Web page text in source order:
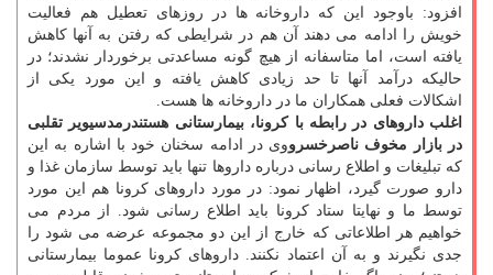
افزود: باوجود این که داروخانه ها در روزهای تعطیل هم فعالیت
خویش را ادامه می دهند آن هم در شرایطی که رفتن به آنها کاهش
یافته است، اما متاسفانه از هیچ گونه مساعدتی برخوردار نشدند؛ در
حالیکه درآمد آنها تا حد زیادی کاهش یافته و این مورد یکی از
اشکالات فعلی همکاران ما در داروخانه ها هست.
اغلب داروهای در رابطه با کرونا، بیمارستانی هستندرمدسیویر تقلبی
در بازار مخوف ناصرخسرووی در ادامه سخنان خود با اشاره به این
که تبلیغات و اطلاع رسانی درباره داروها تنها باید توسط سازمان غذا و
دارو صورت گیرد، اظهار نمود: در مورد داروهای کرونا هم این مورد
توسط ما و نهایتا ستاد کرونا باید اطلاع رسانی شود. از مردم می
خواهیم هر اطلاعاتی که خارج از این دو مجموعه عرضه می شود را
جدی نگیرند و به آن اعتماد نکنند. داروهای کرونا عموما بیمارستانی